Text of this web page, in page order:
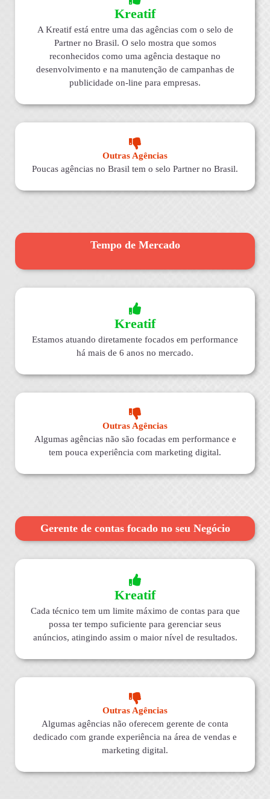
Kreatif
A Kreatif está entre uma das agências com o selo de
Partner no Brasil. O selo mostra que somos
reconhecidos como uma agência destaque no
desenvolvimento e na manutenção de campanhas de
publicidade on-line para empresas.
Outras Agências
Poucas agências no Brasil tem o selo Partner no Brasil.
Tempo de Mercado
Kreatif
Estamos atuando diretamente focados em performance
há mais de 6 anos no mercado.
Outras Agências
Algumas agências não são focadas em performance e
tem pouca experiência com marketing digital.
Gerente de contas focado no seu Negócio
Kreatif
Cada técnico tem um limite máximo de contas para que
possa ter tempo suficiente para gerenciar seus
anúncios, atingindo assim o maior nível de resultados.
Outras Agências
Algumas agências não oferecem gerente de conta
dedicado com grande experiência na área de vendas e
marketing digital.